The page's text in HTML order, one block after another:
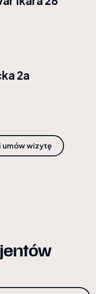
2a
umów wizytę